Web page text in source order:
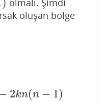
oluşan bölge
− 2kn(n − 1)
2kn(n−1)+F =2